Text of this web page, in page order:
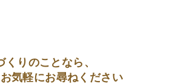
くりのことなら、
気軽にお尋ねください